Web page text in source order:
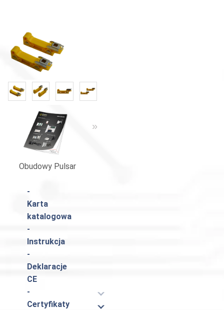
Obudowy Pulsar
»
-
Karta
katalogowa
-
Instrukcja
-
Deklaracje
CE
-
Certyfikaty